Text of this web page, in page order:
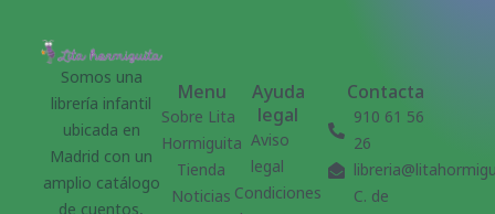
Somos una
librería infantil
ubicada en
Madrid con un
amplio catálogo
de cuentos,
Menu
Sobre Lita
Hormiguita
Tienda
Noticias
Ayuda
legal
Aviso
legal
Condiciones
Contacta
910 61 56
26
C. de